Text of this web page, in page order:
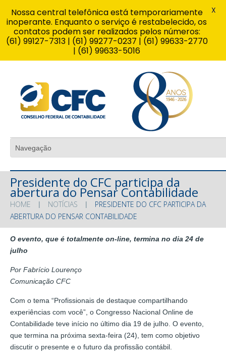
Presidente do CFC participa da
abertura do Pensar Contabilidade
HOME NOTÍCIAS
PRESIDENTE DO CFC PARTICIPA DA
ABERTURA DO PENSAR CONTABILIDADE
O evento, que é totalmente on-line, termina no dia 24 de
julho
Por Fabrício Lourenço
Comunicação CFC
Com o tema “Profissionais de destaque compartilhando
experiências com você”, o Congresso Nacional Online de
Contabilidade teve início no último dia 19 de julho. O evento,
que termina na próxima sexta-feira (24), tem como objetivo
discutir o presente e o futuro da profissão contábil.
Nossa central telefônica está temporariamente
inoperante. Enquanto o serviço é restabelecido, os
contatos podem ser realizados pelos números:
(61) 99127-7313 | (61) 99277-0237 | (61) 99633-2770
| (61) 99633-5016
X